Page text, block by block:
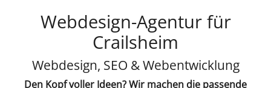
Webdesign-Agentur für
Crailsheim
Webdesign, SEO & Webentwicklung
Den Kopf voller Ideen? Wir machen die passende